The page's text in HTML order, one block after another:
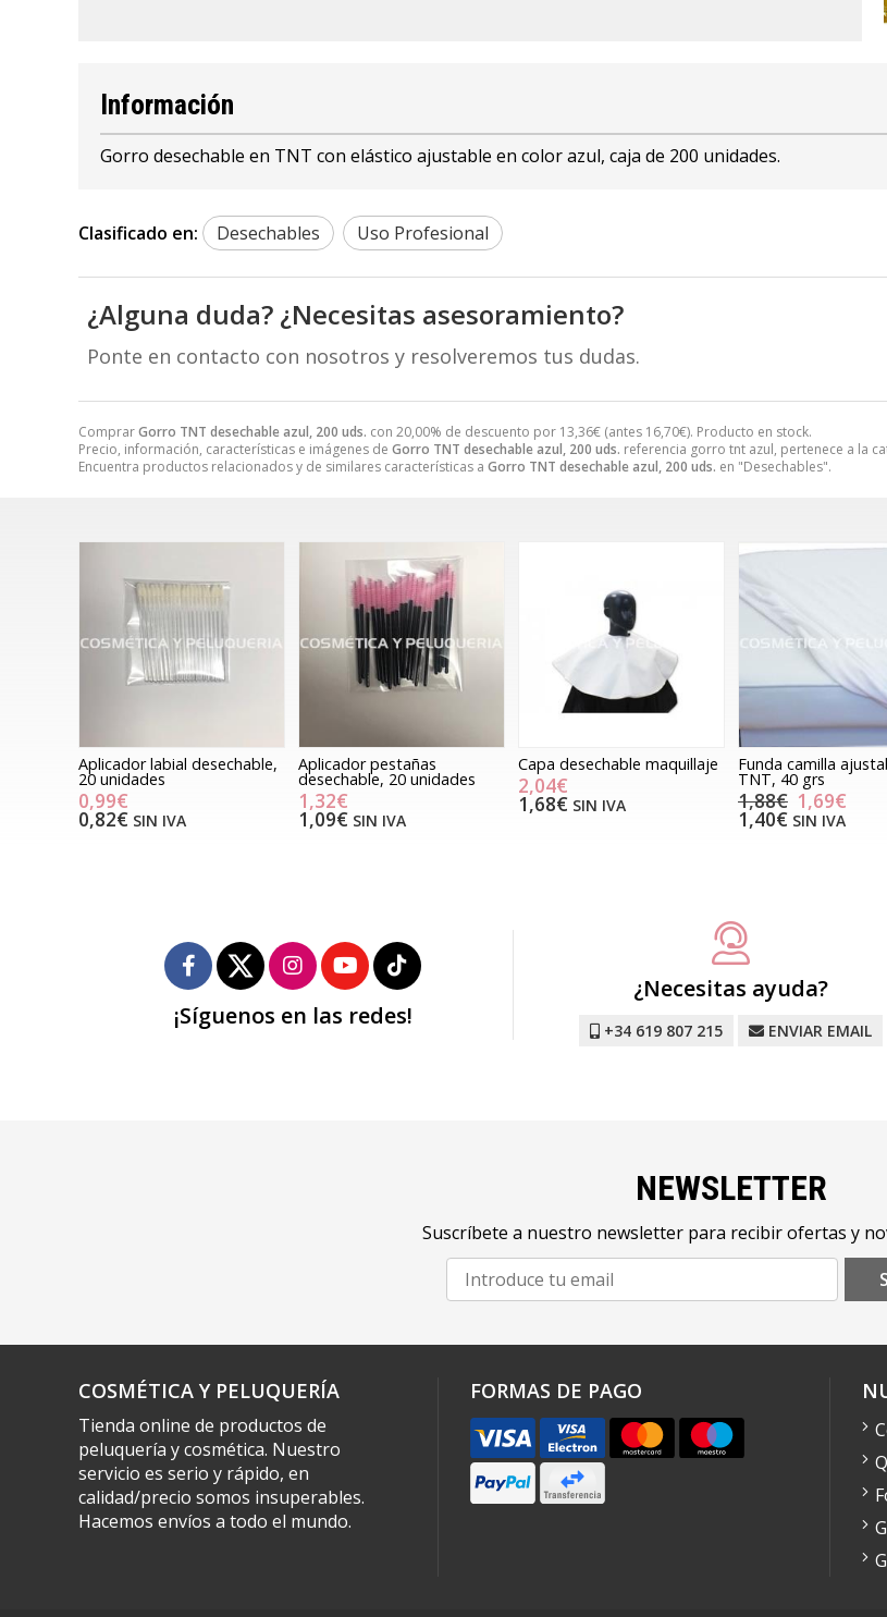
ComprarGorro TNT desechable azul, 200 uds. con 20,00% de descuento por 13,36€ (antes 16,70€). Producto en stock.
Precio, información, características e imágenes de Gorro TNT desechable azul, 200 uds. referencia gorro tnt azul, pertenece a la
Encuentra productos relacionados y de similares características a Gorro TNT desechable azul, 200 uds. en "Desechables".
Información
Gorro desechable en TNT con elástico ajustable en color azul, caja de 200 unidades.
Clasificado en: Desechables Uso Profesional
¿Alguna duda? ¿Necesitas asesoramiento?
Ponte en contacto con nosotros y resolveremos tus dudas.
Aplicador labial desechable,
20 unidades
0,99€
0,82€ SIN IVA
Aplicador pestañas
desechable, 20 unidades
1,32€
1,09€ SIN IVA
Capa desechable maquillaje
2,04€
1,68€ SIN IVA
Funda camilla
TNT, 40 grs
1,88€ 1,69€
1,40€ SIN IVA
¡Síguenos en las redes!
¿Necesitas ayuda?
+34 619 807 215 ENVIAR EMAIL
NEWSLETTER
Suscríbete a nuestro newsletter para recibir ofertas y
COSMÉTICA Y PELUQUERÍA
Tienda online de productos de
peluquería y cosmética. Nuestro
servicio es serio y rápido, en
calidad/precio somos insuperables.
Hacemos envíos a todo el mundo.
FORMAS DE PAGO